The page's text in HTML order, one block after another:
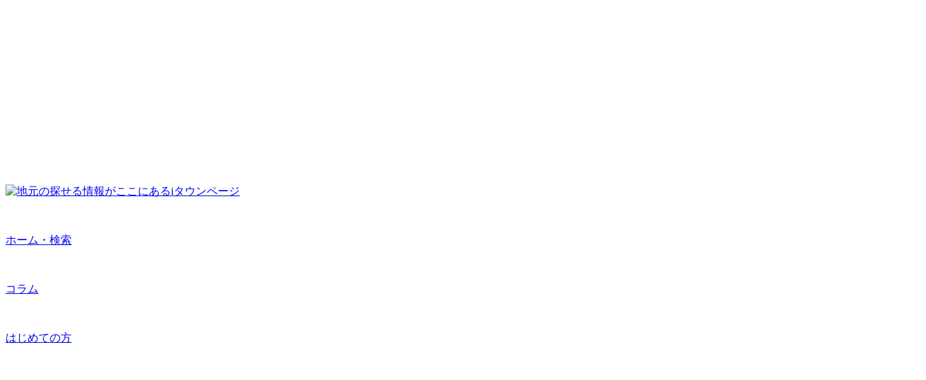
ホーム・検索
コラム
はじめての方